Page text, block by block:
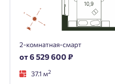
2-комнатная-смарт
от 6 529 600 ₽
37.1 м2